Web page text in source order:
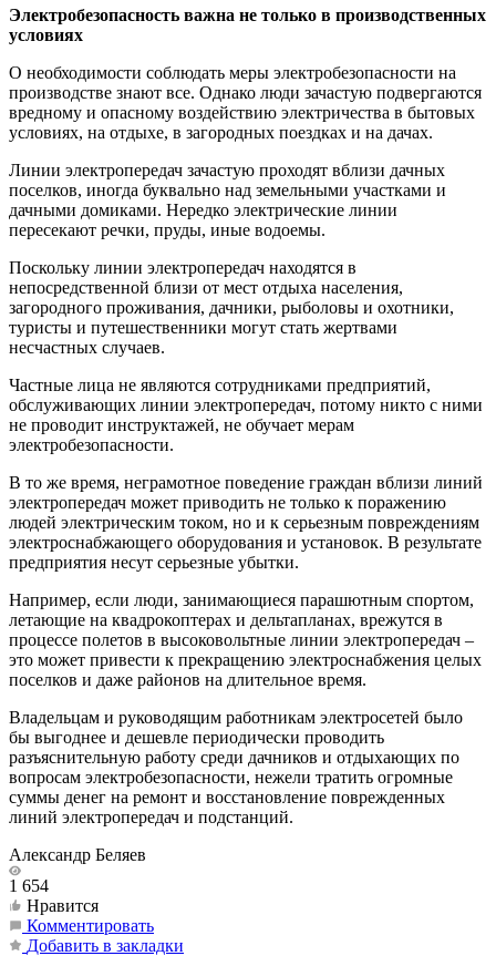
Электробезопасность важна не только в производственных
условиях
О необходимости соблюдать меры электробезопасности на
производстве знают все. Однако люди зачастую подвергаются
вредному и опасному воздействию электричества в бытовых
условиях, на отдыхе, в загородных поездках и на дачах.
Линии электропередач зачастую проходят вблизи дачных
поселков, иногда буквально над земельными участками и
дачными домиками. Нередко электрические линии
пересекают речки, пруды, иные водоемы.
Поскольку линии электропередач находятся в
непосредственной близи от мест отдыха населения,
загородного проживания, дачники, рыболовы и охотники,
туристы и путешественники могут стать жертвами
несчастных случаев.
Частные лица не являются сотрудниками предприятий,
обслуживающих линии электропередач, потому никто с ними
не проводит инструктажей, не обучает мерам
электробезопасности.
В то же время, неграмотное поведение граждан вблизи линий
электропередач может приводить не только к поражению
людей электрическим током, но и к серьезным повреждениям
электроснабжающего оборудования и установок. В результате
предприятия несут серьезные убытки.
Например, если люди, занимающиеся парашютным спортом,
летающие на квадрокоптерах и дельтапланах, врежутся в
процессе полетов в высоковольтные линии электропередач –
это может привести к прекращению электроснабжения целых
поселков и даже районов на длительное время.
Владельцам и руководящим работникам электросетей было
бы выгоднее и дешевле периодически проводить
разъяснительную работу среди дачников и отдыхающих по
вопросам электробезопасности, нежели тратить огромные
суммы денег на ремонт и восстановление поврежденных
линий электропередач и подстанций.
Александр Беляев
1 654
Нравится
Комментировать
Добавить в закладки